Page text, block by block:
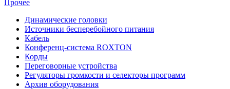
Прочее
Динамические головки
Источники бесперебойного питания
Кабель
Конференц-система ROXTON
Корды
Переговорные устройства
Регуляторы громкости и селекторы программ
Архив оборудования